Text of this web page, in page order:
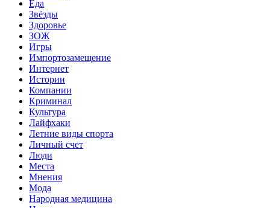
Еда
Звёзды
Здоровье
ЗОЖ
Игры
Импортозамещение
Интернет
Истории
Компании
Криминал
Культура
Лайфхаки
Летние виды спорта
Личный счет
Люди
Места
Мнения
Мода
Народная медицина